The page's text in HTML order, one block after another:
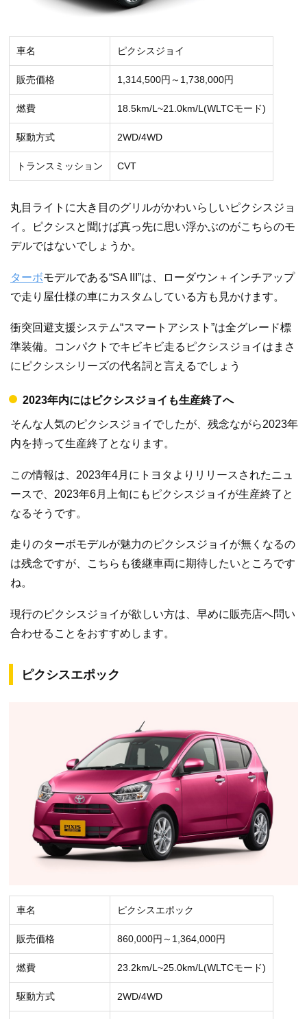
車名 ピクシスジョイ
販売価格 1,314,500円～1,738,000円
燃費 18.5km/L~21.0km/L(WLTCモード)
駆動方式 2WD/4WD
トランスミッション CVT
丸目ライトに大き目のグリルがかわいらしいピクシスジョ
イ。ピクシスと聞けば真っ先に思い浮かぶのがこちらのモ
デルではないでしょうか。
ターボモデルである“SA III”は、ローダウン＋インチアップ
で走り屋仕様の車にカスタムしている方も見かけます。
衝突回避支援システム“スマートアシスト”は全グレード標
準装備。コンパクトでキビキビ走るピクシスジョイはまさ
にピクシスシリーズの代名詞と言えるでしょう
2023年内にはピクシスジョイも生産終了へ
そんな人気のピクシスジョイでしたが、残念ながら2023年
内を持って生産終了となります。
この情報は、2023年4月にトヨタよりリリースされたニュ
ースで、2023年6月上旬にもピクシスジョイが生産終了と
なるそうです。
走りのターボモデルが魅力のピクシスジョイが無くなるの
は残念ですが、こちらも後継車両に期待したいところです
ね。
現行のピクシスジョイが欲しい方は、早めに販売店へ問い
合わせることをおすすめします。
ピクシスエポック
車名 ピクシスエポック
販売価格 860,000円～1,364,000円
燃費 23.2km/L~25.0km/L(WLTCモード)
駆動方式 2WD/4WD